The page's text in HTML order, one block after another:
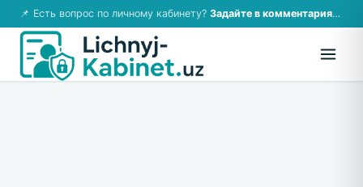
📌 Есть вопрос по личному кабинету? Задайте в комментариях — ответим!